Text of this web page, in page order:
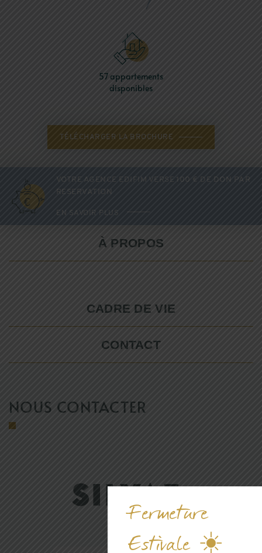
57appartements
disponibles
TÉLÉCHARGER LA BROCHURE
VOTRE AGENCE EDIFIM VERSE 100 € DE DON PAR
RESERVATION
EN SAVOIR PLUS
À PROPOS
CADRE DE VIE
CONTACT
NOUS CONTACTER
Fermeture
Estivale ☀️